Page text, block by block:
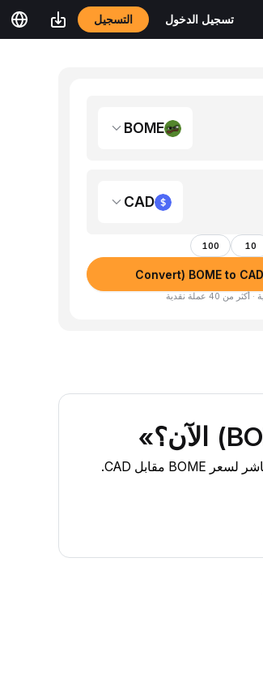
تسجيل الدخول التسجيل
BOME
CAD
10
100